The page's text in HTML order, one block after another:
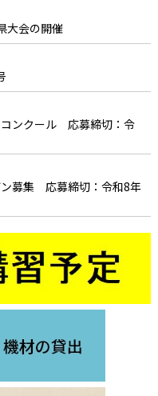
大会の開催
ンクール 応募締切：令
募集 応募締切：令和8年